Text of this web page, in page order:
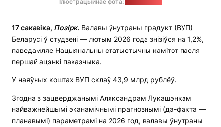
Ілюстрацыйнае фота:
17 сакавіка, Позірк. Валавы ўнутраны прадукт (ВУП)
Беларусі ў студзені — лютым 2026 года знізіўся на 1,2%,
паведамляе Нацыянальны статыстычны камітэт пасля
першай ацэнкі паказчыка.
У наяўных коштах ВУП склаў 43,9 млрд рублёў.
Згодна з зацверджанымі Аляксандрам Лукашэнкам
найважнейшымі эканамічнымі прагнознымі (дэ-факта —
планавымі) параметрамі на 2026 год, валавы ўнутраны